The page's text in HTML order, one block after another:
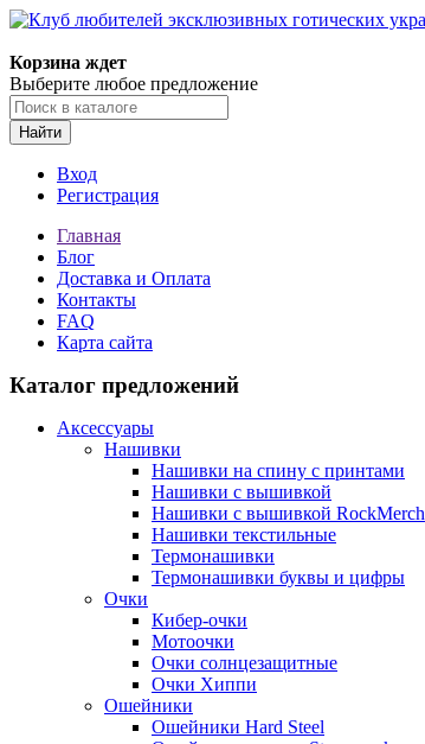
Корзина ждет
Выберите любое предложение
Найти
Вход
Регистрация
Главная
Блог
Доставка и Оплата
Контакты
FAQ
Карта сайта
Каталог предложений
Аксессуары
Нашивки
Нашивки на спину с принтами
Нашивки с вышивкой
Нашивки с вышивкой RockMerch
Нашивки текстильные
Термонашивки
Термонашивки буквы и цифры
Очки
Кибер-очки
Мотоочки
Очки солнцезащитные
Очки Хиппи
Ошейники
Ошейники Hard Steel